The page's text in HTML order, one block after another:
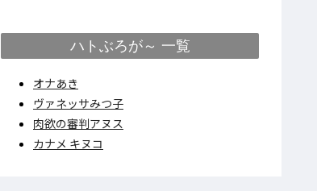
ハトぶろが～ 一覧
オナあき
ヴァネッサみつ子
肉欲の審判アヌス
カナメ キヌコ